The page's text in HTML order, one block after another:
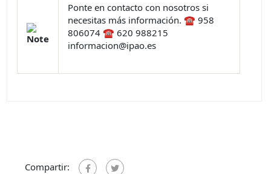
Ponte en contacto con nosotros si
necesitas más información. ☎ 958
806074 ☎ 620 988215
informacion@ipao.es
Compartir: